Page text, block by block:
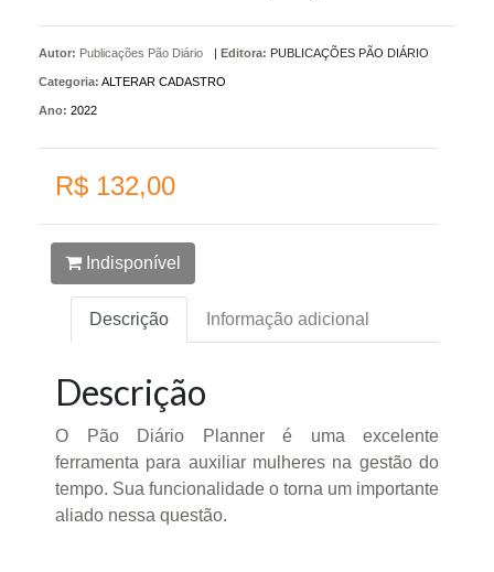
Autor: Publicações Pão Diário | Editora: PUBLICAÇÕES PÃO DIÁRIO
Categoria: ALTERAR CADASTRO
Ano: 2022
R$ 132,00
Indisponível
Descrição Informação adicional
Descrição
O Pão Diário Planner é uma excelente
ferramenta para auxiliar mulheres na gestão do
tempo. Sua funcionalidade o torna um importante
aliado nessa questão.